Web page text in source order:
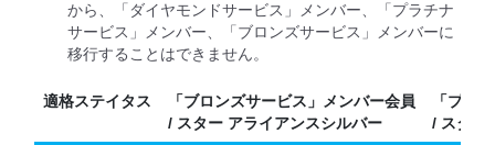
から、「ダイヤモンドサービス」メンバー、「プラチナ
サービス」メンバー、「ブロンズサービス」メンバーに
移行することはできません。
適格ステイタス
「ブロンズサービス」メンバー会員
/ スター アライアンスシルバー
「プラ
/ スター